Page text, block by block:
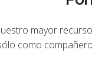
mayor
como